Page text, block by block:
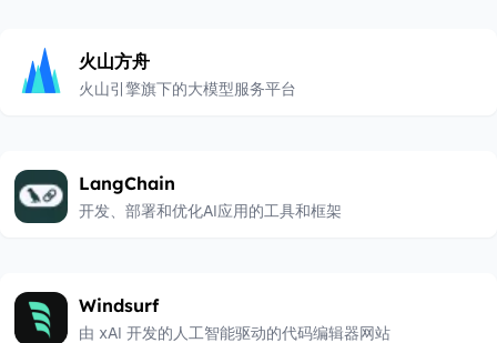
火山方舟
火山引擎旗下的大模型服务平台
LangChain
开发、部署和优化AI应用的工具和框架
Windsurf
由 xAI 开发的人工智能驱动的代码编辑器网站